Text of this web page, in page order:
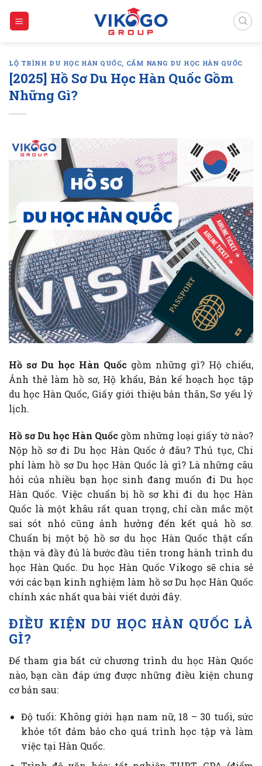
LỘ TRÌNH DU HỌC HÀN QUỐC, CẨM NANG DU HỌC HÀN QUỐC
[2025] Hồ Sơ Du Học Hàn Quốc Gồm
Những Gì?
Hồ sơ Du học Hàn Quốc gồm những gì? Hộ chiếu,
Ảnh thẻ làm hồ sơ, Hộ khẩu, Bản kế hoạch học tập
du học Hàn Quốc, Giấy giới thiệu bản thân, Sơ yếu lý
lịch.
Hồ sơ Du học Hàn Quốc gồm những loại giấy tờ nào?
Nộp hồ sơ đi Du học Hàn Quốc ở đâu? Thủ tục, Chi
phí làm hồ sơ Du học Hàn Quốc là gì? Là những câu
hỏi của nhiều bạn học sinh đang muốn đi Du học
Hàn Quốc. Việc chuẩn bị hồ sơ khi đi du học Hàn
Quốc là một khâu rất quan trọng, chỉ cần mắc một
sai sót nhỏ cũng ảnh hưởng đến kết quả hồ sơ.
Chuẩn bị một bộ hồ sơ du học Hàn Quốc thật cẩn
thận và đầy đủ là bước đầu tiên trong hành trình du
học Hàn Quốc. Du học Hàn Quốc Vikogo sẽ chia sẻ
với các bạn kinh nghiệm làm hồ sơ Du học Hàn Quốc
chính xác nhất qua bài viết dưới đây.
ĐIỀU KIỆN DU HỌC HÀN QUỐC LÀ
GÌ?
Để tham gia bất cứ chương trình du học Hàn Quốc
nào, bạn cần đáp ứng được những điều kiện chung
cơ bản sau:
Độ tuổi: Không giới hạn nam nữ, 18 – 30 tuổi, sức
khỏe tốt đảm bảo cho quá trình học tập và làm
việc tại Hàn Quốc.